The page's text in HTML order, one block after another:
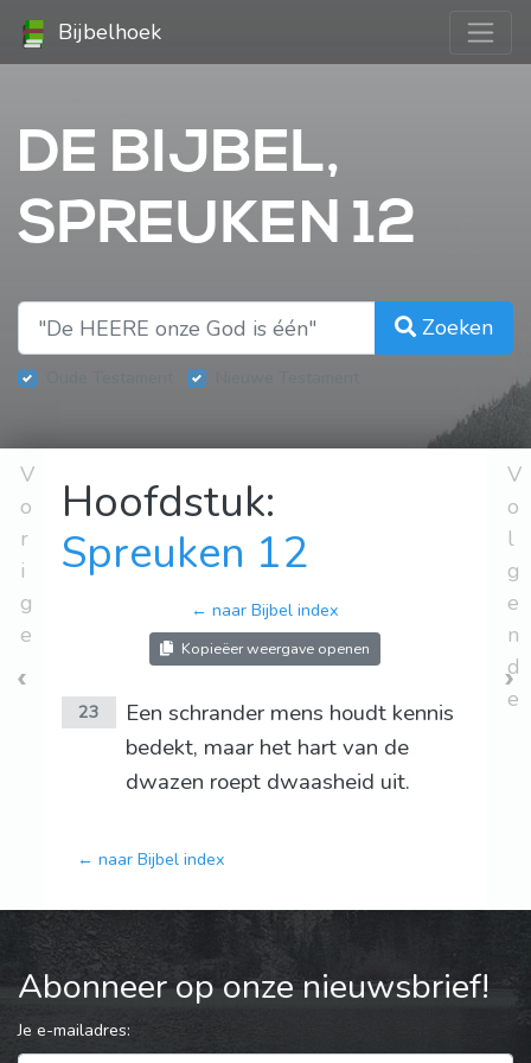
Bijbelhoek
DE BIJBEL,
SPREUKEN 12
Zoeken
V
o
r
i
g
e
Hoofdstuk:
Spreuken 12
← naar Bijbel index
Kopieëer weergave openen
23
Een schrander mens houdt kennis
bedekt, maar het hart van de
dwazen roept dwaasheid uit.
← naar Bijbel index
V
o
l
g
e
n
d
e
Abonneer op onze nieuwsbrief!
Je e-mailadres: